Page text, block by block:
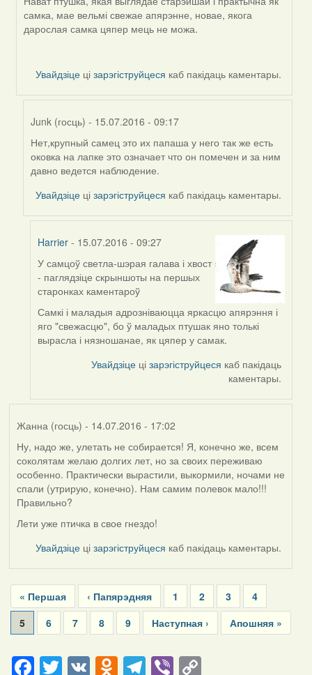
самка, мае вельмі свежае апярэнне, новае, якога
дарослая самка цяпер мець не можа.
Увайдзіце цізарэгіструйцеся каб пакідаць каментары.
Junk (госць) - 15.07.2016 - 09:17
In
reply
to
by
Harrier
Нет,крупный самец это их папаша у него так же есть
оковка на лапке это означает что он помечен и за ним
давно ведется наблюдение.
Увайдзіце цізарэгіструйцеся каб пакідаць каментары.
Harrier- 15.07.2016 - 09:27
In
reply
to
by
Junk
(госць)
У самцоў светла-шэрая галава і хвост
- паглядзіце скрыншоты на першых
старонках каментароў
Самкі і маладыя адрозніваюцца яркасцю апярэння і
яго "свежасцю", бо ў маладых птушак яно толькі
вырасла і нязношанае, як цяпер у самак.
Увайдзіце цізарэгіструйцеся каб пакідаць
каментары.
Жанна (госць) - 14.07.2016 - 17:02
Ну, надо же, улетать не собирается! Я, конечно же, всем
соколятам желаю долгих лет, но за своих переживаю
особенно. Практически вырастили, выкормили, ночами не
спали (утрирую, конечно). Нам самим полевок мало!!!
Правильно?
Лети уже птичка в свое гнездо!
Увайдзіце цізарэгіструйцеся каб пакідаць каментары.
Pagination
First
page
« Першая
Previous
page
‹ Папярэдняя Page
1 Page
2 Page
3 Page
4
Current
page
5 Page
6 Page
7 Page
8 Page
9
Next
page
Наступная ›
Last
page
Апошняя »
Facebook
Twitter
VKOdnoklassniki
Telegram
ViberCopy